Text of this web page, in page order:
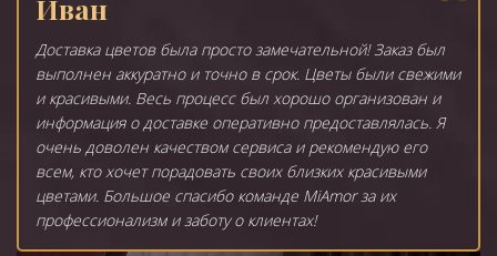
Иван
Доставка цветов была просто замечательной! Заказ был
выполнен аккуратно и точно в срок. Цветы были свежими
и красивыми. Весь процесс был хорошо организован и
информация о доставке оперативно предоставлялась. Я
очень доволен качеством сервиса и рекомендую его
всем, кто хочет порадовать своих близких красивыми
цветами. Большое спасибо команде MiAmor за их
профессионализм и заботу о клиентах!